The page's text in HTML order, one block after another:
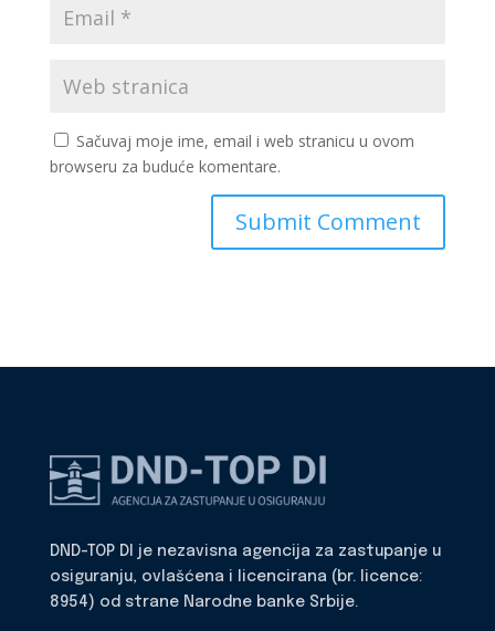
Sačuvaj moje ime, email i web stranicu u ovom
browseru za buduće komentare.
DND-TOP DI je nezavisna agencija za zastupanje u
osiguranju, ovlašćena i licencirana (br. licence:
8954) od strane Narodne banke Srbije.